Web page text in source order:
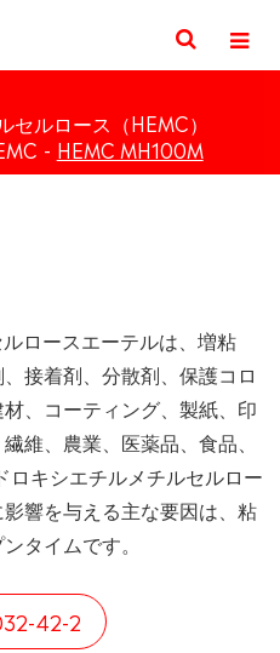
セルロース（HEMC）
HEMC MH100M
ロースエーテルは、増粘
接着剤、分散剤、保護コロ
、コーティング、製紙、印
維、農業、医薬品、食品、
キシエチルメチルセルロー
響を与える主な要因は、粘
タイムです。
42-2